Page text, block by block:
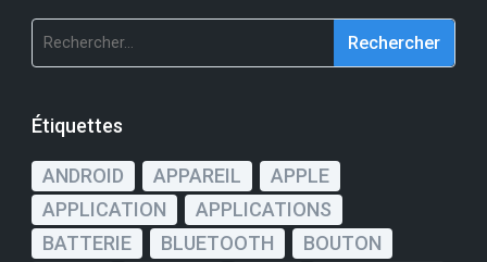
Rechercher :
Étiquettes
ANDROID APPAREIL
APPLE
APPLICATION
APPLICATIONS
BATTERIE
BLUETOOTH
BOUTON